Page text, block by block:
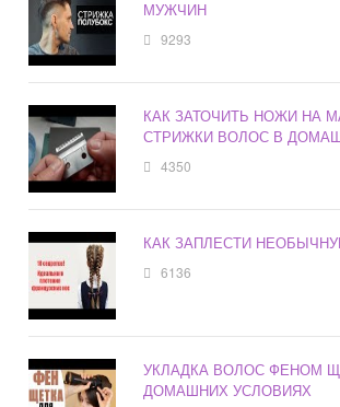
МУЖЧИН
9293
КАК ЗАТОЧИТЬ НОЖИ НА
СТРИЖКИ ВОЛОС В
4350
КАК ЗАПЛЕСТИ
6136
УКЛАДКА ВОЛОС ФЕНОМ
ДОМАШНИХ УСЛОВИЯХ